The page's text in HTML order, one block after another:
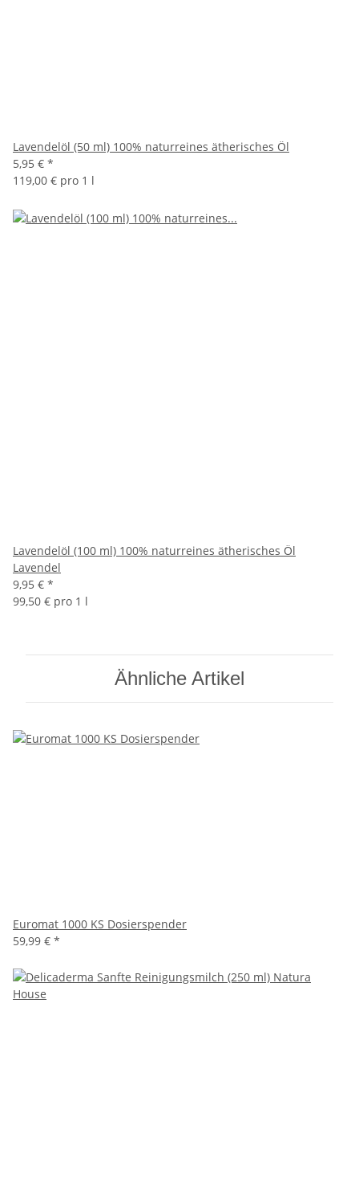
Lavendelöl (50 ml) 100% naturreines ätherisches Öl
5,95 € *
119,00 € pro 1 l
Lavendelöl (100 ml) 100% naturreines ätherisches Öl
Lavendel
9,95 € *
99,50 € pro 1 l
Ähnliche Artikel
Euromat 1000 KS Dosierspender
59,99 € *